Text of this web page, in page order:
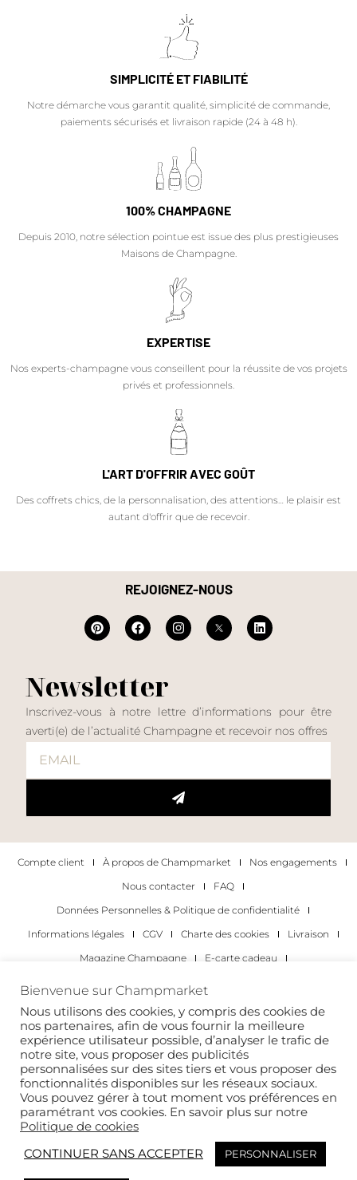
SIMPLICITÉ ET FIABILITÉ
Notre démarche vous garantit qualité, simplicité de commande,
paiements sécurisés et livraison rapide (24 à 48 h).
100% CHAMPAGNE
Depuis 2010, notre sélection pointue est issue des plus prestigieuses
Maisons de Champagne.
EXPERTISE
Nos experts-champagne vous conseillent pour la réussite de vos projets
privés et professionnels.
L'ART D'OFFRIR AVEC GOÛT
Des coffrets chics, de la personnalisation, des attentions… le plaisir est
autant d'offrir que de recevoir.
REJOIGNEZ-NOUS
Newsletter
Inscrivez-vous à notre lettre d’informations pour être
averti(e) de l’actualité Champagne et recevoir nos offres
Compte client À propos de Champmarket
Nos engagements
Nous contacter
FAQ
Données Personnelles & Politique de confidentialité
Informations légales
CGV Charte des cookies
Livraison
Magazine Champagne
E-carte cadeau
Les occasions pour déguster du champagne
Pour les particuliers
Pour les entreprises
Copyright 2022 © tous droits réservés. Champmarket.
Bienvenue sur Champmarket
Nous utilisons des cookies, y compris des cookies de
nos partenaires, afin de vous fournir la meilleure
expérience utilisateur possible, d’analyser le trafic de
notre site, vous proposer des publicités
personnalisées sur des sites tiers et vous proposer des
fonctionnalités disponibles sur les réseaux sociaux.
Vous pouvez gérer à tout moment vos préférences en
paramétrant vos cookies. En savoir plus sur notre
Politique de cookies
CONTINUER SANS ACCEPTER
PERSONNALISER